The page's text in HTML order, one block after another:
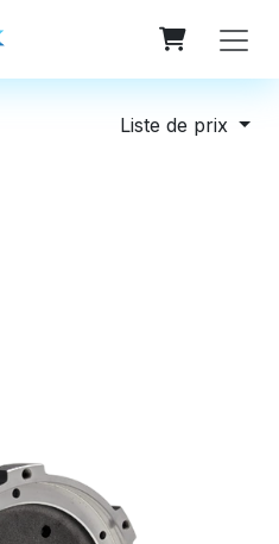
Liste de prix